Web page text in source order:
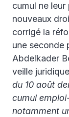
cumul ne leur
nouveaux
corrigé la
une seconde
Abdelkader
veille
du 10 août
cumul
notamment